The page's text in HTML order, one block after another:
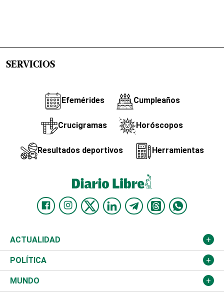
SERVICIOS
Efemérides Cumpleaños
Crucigramas Horóscopos
Resultados deportivos Herramientas
ACTUALIDAD
Nacional
Ciudad
POLÍTICA
Partidos
MUNDO